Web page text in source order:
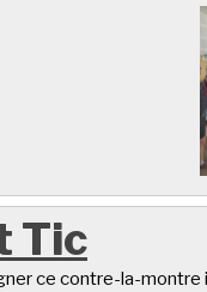
Tic
ce contre-la-montre